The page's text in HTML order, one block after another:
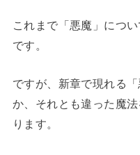
これまで「悪魔」につ
です。
ですが、新章で現れる
か、それとも違った魔
ります。